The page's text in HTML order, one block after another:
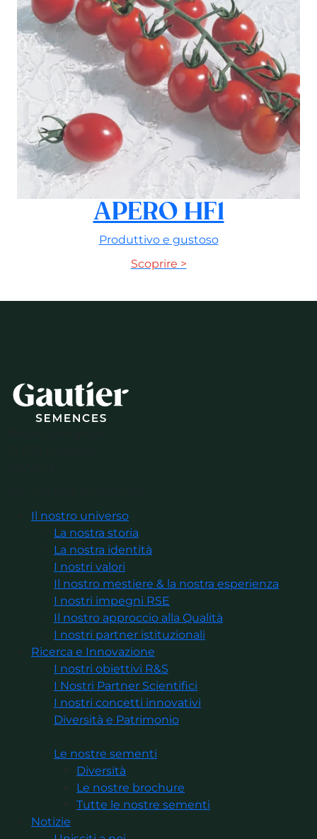
APERO HF1
Produttivo e gustoso
Scoprire >
Il nostro universo
La nostra storia
La nostra identità
I nostri valori
Il nostro mestiere & la nostra esperienza
I nostri impegni RSE
Il nostro approccio alla Qualità
I nostri partner istituzionali
Ricerca e Innovazione
I nostri obiettivi R&S
I Nostri Partner Scientifici
I nostri concetti innovativi
Diversità e Patrimonio
Le nostre sementi
Diversità
Le nostre brochure
Tutte le nostre sementi
Notizie